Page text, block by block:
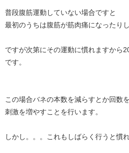
普段腹筋運動していない場合ですと
最初のうちは腹筋が筋肉痛になったりし
ですが次第にその運動に慣れますから
です。
この場合バネの本数を減らすとか回数
刺激を増やすことを行います。
しかし。。。これもしばらく行うと慣